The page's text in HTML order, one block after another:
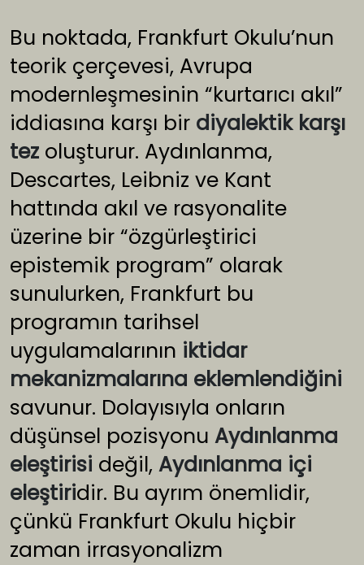
Bu noktada, Frankfurt Okulu’nun
teorik çerçevesi, Avrupa
modernleşmesinin “kurtarıcı akıl”
iddiasına karşı bir diyalektik karşı
tez oluşturur. Aydınlanma,
Descartes, Leibniz ve Kant
hattında akıl ve rasyonalite
üzerine bir “özgürleştirici
epistemik program” olarak
sunulurken, Frankfurt bu
programın tarihsel
uygulamalarının iktidar
mekanizmalarına eklemlendiğini
savunur. Dolayısıyla onların
düşünsel pozisyonu Aydınlanma
eleştirisi değil, Aydınlanma içi
eleştiridir. Bu ayrım önemlidir,
çünkü Frankfurt Okulu hiçbir
zaman irrasyonalizm